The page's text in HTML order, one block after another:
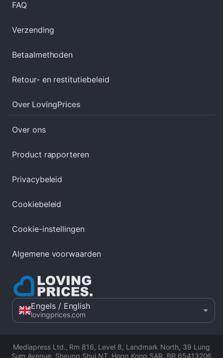
FAQ
Verzending
Betaalmethoden
Retour- en restitutiebeleid
Over LovingPrices
Over ons
Product rapporteren
Privacybeleid
Cookiebeleid
Cookie-instellingen
Algemene voorwaarden
Engels/ English
lovingprices.com
Mediapress Ltd., Rm 816, Level 8, Landmark North, 39 Lung
Sum Avenue, Sheung Shui NT, Hong Kong SAR, BR 65413206